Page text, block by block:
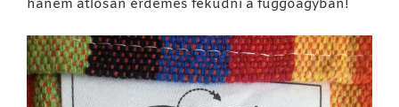
hanem átlósan érdemes feküdni a függőágyban!